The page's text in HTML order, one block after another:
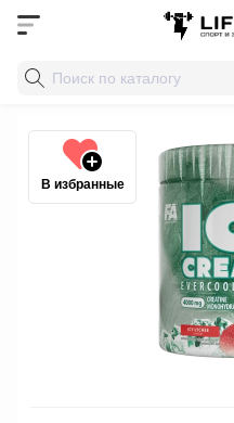
В избранные